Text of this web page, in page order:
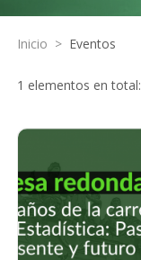
Inicio > Eventos
1 elementos en total: